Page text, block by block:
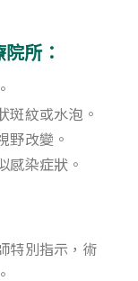
所：
斑紋或水泡。
野改變。
感染症狀。
特別指示，術